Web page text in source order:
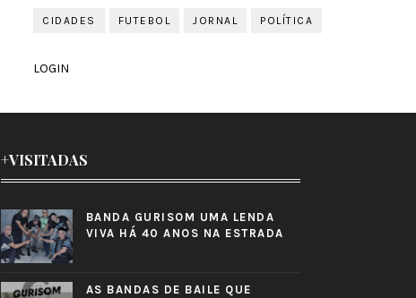
CIDADES FUTEBOL JORNAL POLÍTICA
LOGIN
+VISITADAS
BANDA GURISOM UMA LENDA
VIVA HÁ 40 ANOS NA ESTRADA
AS BANDAS DE BAILE QUE